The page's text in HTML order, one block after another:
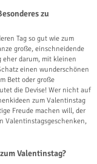
zu
Tag so gut wie zum
große, einschneidende
eher darum, mit kleinen
einen wunderschönen
Bett oder große
die Devise! Wer nicht auf
zum Valentinstag
Freude machen will, der
Valentinstagsgeschenken,
Valentinstag?